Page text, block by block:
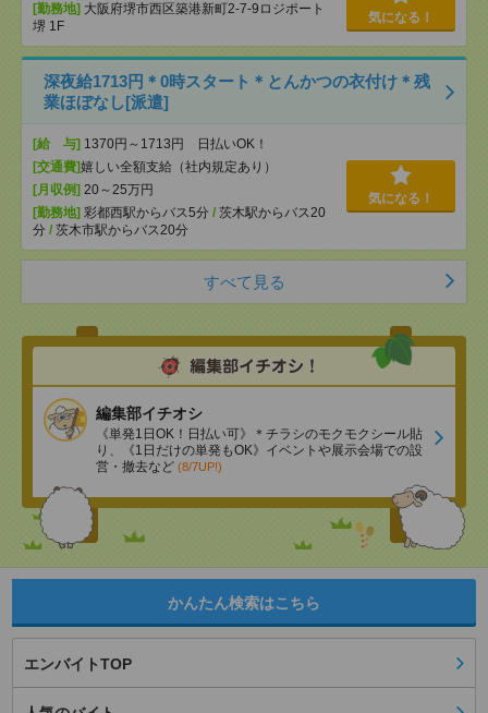
[勤務地] 大阪府堺市西区築港新町2-7-9ロジポート
堺 1F
気になる！
深夜給1713円＊0時スタート＊とんかつの衣付け＊残
業ほぼなし[派遣]
[給 与] 1370円～1713円 日払いOK！
[交通費]嬉しい全額支給（社内規定あり）
[月収例] 20～25万円
[勤務地] 彩都西駅からバス5分 / 茨木駅からバス20
分 / 茨木市駅からバス20分
気になる！
すべて見る
編集部イチオシ
《単発1日OK！日払い可》＊チラシのモクモクシール貼
り、《1日だけの単発もOK》イベントや展示会場での設
営・撤去など (8/7UP!)
かんたん検索はこちら
エンバイトTOP